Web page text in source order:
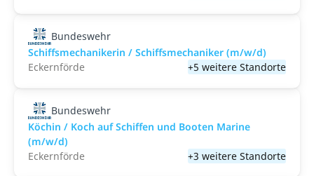
Bundeswehr
Schiffsmechanikerin / Schiffsmechaniker (m/w/d)
Eckernförde
+5 weitere Standorte
Bundeswehr
Köchin / Koch auf Schiffen und Booten Marine
(m/w/d)
Eckernförde
+3 weitere Standorte